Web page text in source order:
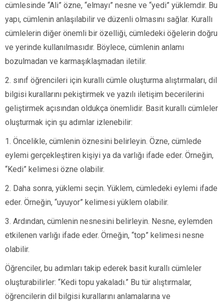
cümlesinde “Ali” özne, “elmayı” nesne ve “yedi” yüklemdir. Bu
yapı, cümlenin anlaşılabilir ve düzenli olmasını sağlar. Kurallı
cümlelerin diğer önemli bir özelliği, cümledeki öğelerin doğru
ve yerinde kullanılmasıdır. Böylece, cümlenin anlamı
bozulmadan ve karmaşıklaşmadan iletilir.
2. sınıf öğrencileri için kurallı cümle oluşturma alıştırmaları, dil
bilgisi kurallarını pekiştirmek ve yazılı iletişim becerilerini
geliştirmek açısından oldukça önemlidir. Basit kurallı cümleler
oluşturmak için şu adımlar izlenebilir:
1. Öncelikle, cümlenin öznesini belirleyin. Özne, cümlede
eylemi gerçekleştiren kişiyi ya da varlığı ifade eder. Örneğin,
“Kedi” kelimesi özne olabilir.
2. Daha sonra, yüklemi seçin. Yüklem, cümledeki eylemi ifade
eder. Örneğin, “uyuyor” kelimesi yüklem olabilir.
3. Ardından, cümlenin nesnesini belirleyin. Nesne, eylemden
etkilenen varlığı ifade eder. Örneğin, “top” kelimesi nesne
olabilir.
Öğrenciler, bu adımları takip ederek basit kurallı cümleler
oluşturabilirler: “Kedi topu yakaladı.” Bu tür alıştırmalar,
öğrencilerin dil bilgisi kurallarını anlamalarına ve